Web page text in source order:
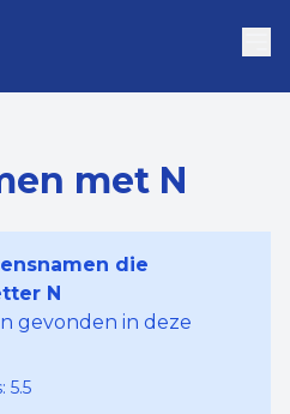
met N
die
N
gevonden in deze
5.5